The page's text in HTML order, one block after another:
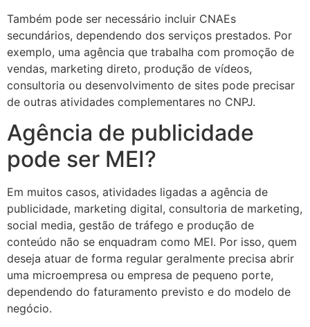
Também pode ser necessário incluir CNAEs
secundários, dependendo dos serviços prestados. Por
exemplo, uma agência que trabalha com promoção de
vendas, marketing direto, produção de vídeos,
consultoria ou desenvolvimento de sites pode precisar
de outras atividades complementares no CNPJ.
Agência de publicidade
pode ser MEI?
Em muitos casos, atividades ligadas a agência de
publicidade, marketing digital, consultoria de marketing,
social media, gestão de tráfego e produção de
conteúdo não se enquadram como MEI. Por isso, quem
deseja atuar de forma regular geralmente precisa abrir
uma microempresa ou empresa de pequeno porte,
dependendo do faturamento previsto e do modelo de
negócio.